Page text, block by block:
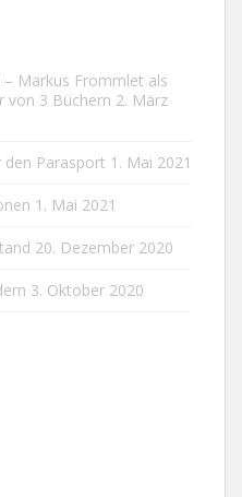
Markus Frommlet als
von 3 Büchern 2. März
den Parasport 1. Mai 2021
1. Mai 2021
20. Dezember 2020
3. Oktober 2020